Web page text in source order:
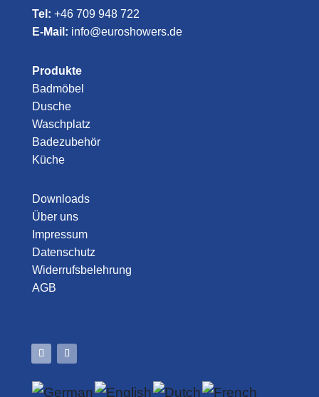
Tel: +46 709 948 722
E-Mail: info@euroshowers.de
Produkte
Badmöbel
Dusche
Waschplatz
Badezubehör
Küche
Downloads
Über uns
Impressum
Datenschutz
Widerrufsbelehrung
AGB